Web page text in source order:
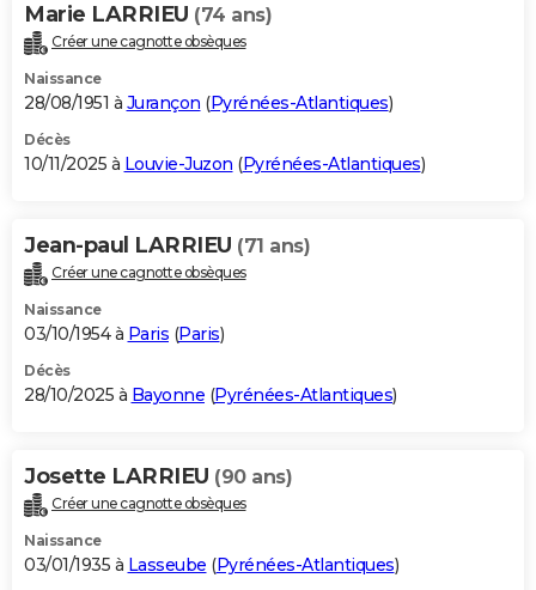
Marie LARRIEU (74 ans)
Créer une cagnotte obsèques
Naissance
28/08/1951 à Jurançon (Pyrénées-Atlantiques)
Décès
10/11/2025 à Louvie-Juzon (Pyrénées-Atlantiques)
Jean-paul LARRIEU (71 ans)
Créer une cagnotte obsèques
Naissance
03/10/1954 à Paris (Paris)
Décès
28/10/2025 à Bayonne (Pyrénées-Atlantiques)
Josette LARRIEU (90 ans)
Créer une cagnotte obsèques
Naissance
03/01/1935 à Lasseube (Pyrénées-Atlantiques)